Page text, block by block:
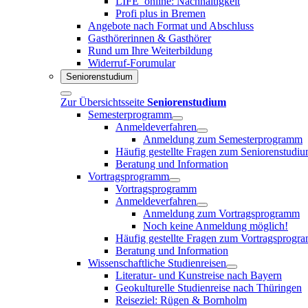
Profi plus in Bremen
Angebote nach Format und Abschluss
Gasthörerinnen & Gasthörer
Rund um Ihre Weiterbildung
Widerruf-Forumular
Seniorenstudium
Zur Übersichtsseite Seniorenstudium
Semesterprogramm
Anmeldeverfahren
Anmeldung zum Semesterprogramm
Häufig gestellte Fragen zum
Beratung und Information
Vortragsprogramm
Vortragsprogramm
Anmeldeverfahren
Anmeldung zum Vortragsprogramm
Noch keine Anmeldung möglich!
Häufig gestellte Fragen zum
Beratung und Information
Wissenschaftliche Studienreisen
Literatur- und Kunstreise nach Bayern
Geokulturelle Studienreise nach Thüringen
Reiseziel: Rügen & Bornholm